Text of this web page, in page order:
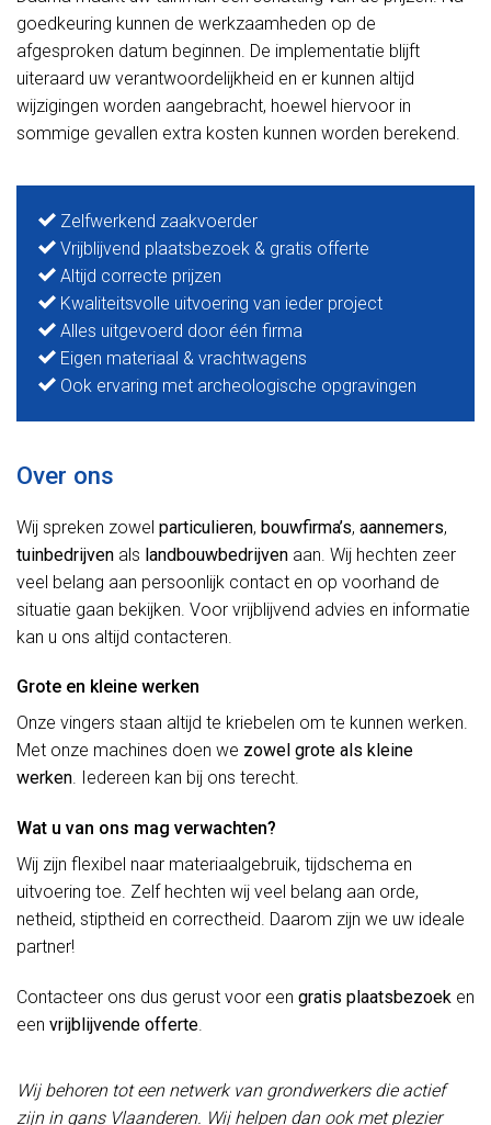
goedkeuring kunnen de werkzaamheden op de
afgesproken datum beginnen. De implementatie blijft
uiteraard uw verantwoordelijkheid en er kunnen altijd
wijzigingen worden aangebracht, hoewel hiervoor in
sommige gevallen extra kosten kunnen worden berekend.
Zelfwerkend zaakvoerder
Vrijblijvend plaatsbezoek & gratis offerte
Altijd correcte prijzen
Kwaliteitsvolle uitvoering van ieder project
Alles uitgevoerd door één firma
Eigen materiaal & vrachtwagens
Ook ervaring met archeologische opgravingen
Over ons
Wij spreken zowel particulieren, bouwfirma’s, aannemers,
tuinbedrijven als landbouwbedrijven aan. Wij hechten zeer
veel belang aan persoonlijk contact en op voorhand de
situatie gaan bekijken. Voor vrijblijvend advies en informatie
kan u ons altijd contacteren.
Grote en kleine werken
Onze vingers staan altijd te kriebelen om te kunnen werken.
Met onze machines doen we zowel grote als kleine
werken. Iedereen kan bij ons terecht.
Wat u van ons mag verwachten?
Wij zijn flexibel naar materiaalgebruik, tijdschema en
uitvoering toe. Zelf hechten wij veel belang aan orde,
netheid, stiptheid en correctheid. Daarom zijn we uw ideale
partner!
Contacteer ons dus gerust voor een gratis plaatsbezoek en
een vrijblijvende offerte.
Wij behoren tot een netwerk van grondwerkers die actief
zijn in gans Vlaanderen. Wij helpen dan ook met plezier